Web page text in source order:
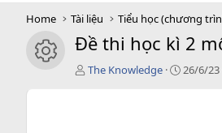
Home Tài liệu Tiểu học (chương
icon tài liệu
Đề thi học kì 2
T
The Knowledge
C
26/6/23